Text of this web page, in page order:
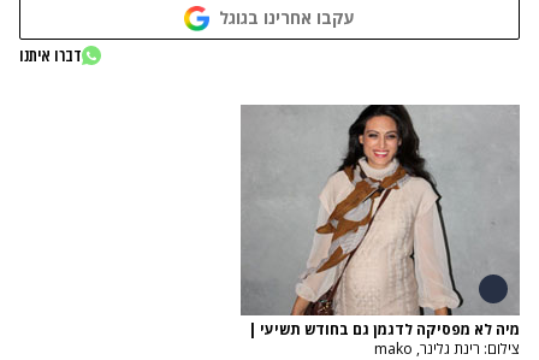
עקבו אחרינו בגוגל
דברו איתנו
מיה לא מפסיקה לדגמן גם בחודש תשיעי |
צילום: רינת גלינר, mako